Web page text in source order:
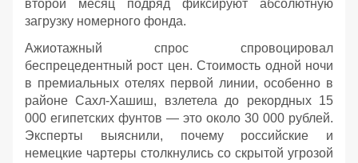
второй месяц подряд фиксируют абсолютную
загрузку номерного фонда.
Ажиотажный спрос спровоцировал
беспрецедентный рост цен. Стоимость одной ночи
в премиальных отелях первой линии, особенно в
районе Сахл-Хашиш, взлетела до рекордных 15
000 египетских фунтов — это около 30 000 рублей.
Эксперты выяснили, почему российские и
немецкие чартеры столкнулись со скрытой угрозой